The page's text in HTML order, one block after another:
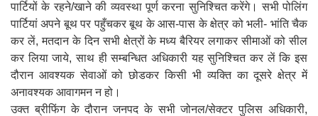
पार्टियों के रहने/खाने की व्यवस्था पूर्ण करना सुनिश्चित करेंगे। सभी पोलिंग
पार्टियां अपने बूथ पर पहुँचकर बूथ के आस-पास के क्षेत्र को भली- भांति चैक
कर लें, मतदान के दिन सभी क्षेत्रों के मध्य बैरियर लगाकर सीमाओं को सील
कर लिया जाये, साथ ही सम्बन्धित अधिकारी यह सुनिश्चित कर लें कि इस
दौरान आवश्यक सेवाओं को छोडकर किसी भी व्यक्ति का दूसरे क्षेत्र में
अनावश्यक आवागमन न हो।
उक्त ब्रीफिंग के दौरान जनपद के सभी जोनल/सेक्टर पुलिस अधिकारी,